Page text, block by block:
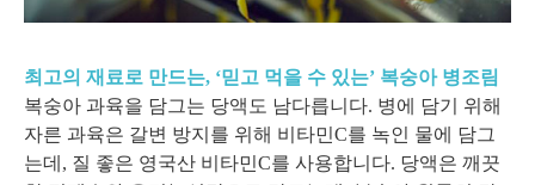
최고의 재료로 만드는, ‘믿고 먹을 수 있는’ 복숭아 병조림
복숭아 과육을 담그는 당액도 남다릅니다. 병에 담기 위해
자른 과육은 갈변 방지를 위해 비타민C를 녹인 물에 담그
는데, 질 좋은 영국산 비타민C를 사용합니다. 당액은 깨끗